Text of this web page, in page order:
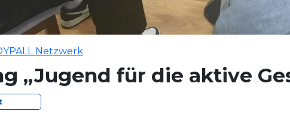
Netzwerk
„Jugend für die aktive